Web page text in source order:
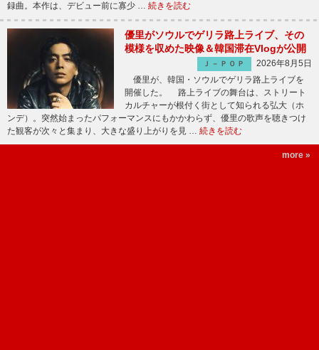
録曲。本作は、デビュー前に寡少 … 続きを読む
優里がソウルでゲリラ路上ライブ、その
模様を収めた映像＆韓国滞在Vlogが公開
Ｊ－ＰＯＰ
2026年8月5日
優里が、韓国・ソウルでゲリラ路上ライブを
開催した。 路上ライブの舞台は、ストリート
カルチャーが根付く街として知られる弘大（ホ
ンデ）。突然始まったパフォーマンスにもかかわらず、優里の歌声を聴きつけ
た観客が次々と集まり、大きな盛り上がりを見 … 続きを読む
more »